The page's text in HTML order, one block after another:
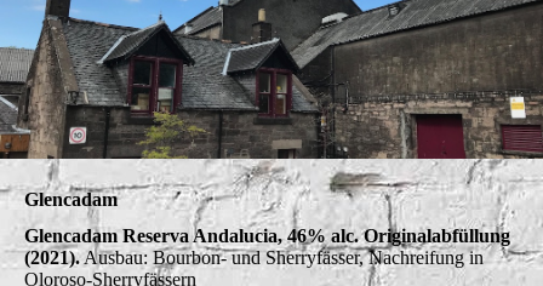
Glencadam
Glencadam Reserva Andalucia, 46% alc. Originalabfüllung
(2021).Ausbau: Bourbon- und Sherryfässer, Nachreifung in
Oloroso-Sherryfässern